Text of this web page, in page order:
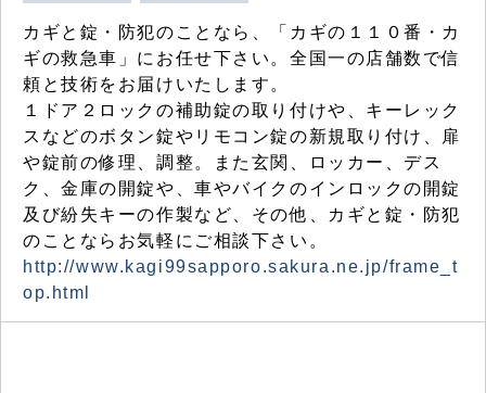
カギと錠・防犯のことなら、「カギの１１０番・カ
ギの救急車」にお任せ下さい。全国一の店舗数で信
頼と技術をお届けいたします。
１ドア２ロックの補助錠の取り付けや、キーレック
スなどのボタン錠やリモコン錠の新規取り付け、扉
や錠前の修理、調整。また玄関、ロッカー、デス
ク、金庫の開錠や、車やバイクのインロックの開錠
及び紛失キーの作製など、その他、カギと錠・防犯
のことならお気軽にご相談下さい。
http://www.kagi99sapporo.sakura.ne.jp/frame_t
op.html